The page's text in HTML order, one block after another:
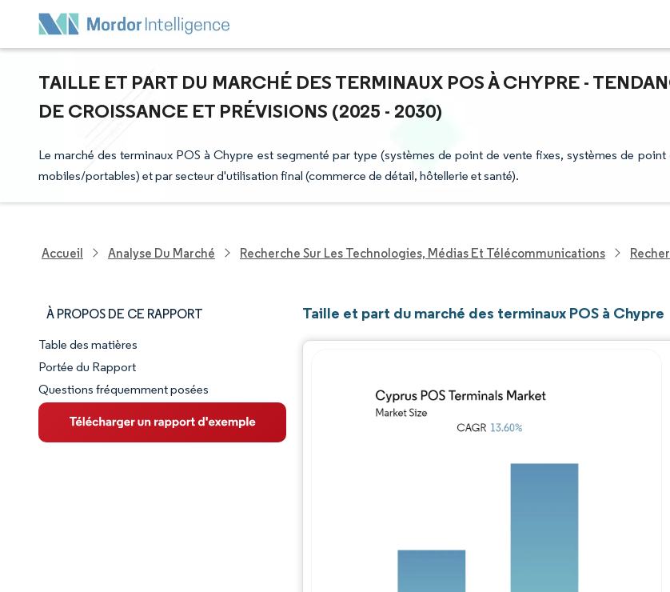
TAILLE ET PART DU MARCHÉ DES TERMINAUX POS À CHYPRE -
DE CROISSANCE ET PRÉVISIONS (2025 - 2030)
Le marché des terminaux POS à Chypre est segmenté par type (systèmes de point de vente fixes, systèmes de point
mobiles/portables) et par secteur d'utilisation final (commerce de détail, hôtellerie et santé).
Accueil Analyse Du Marché Recherche Sur Les Technologies, Médias Et Télécommunications
À PROPOS DE CE RAPPORT
Aperçu du marché
VUE D’ENSEMBLE DU MARCHÉ
Principales tendances du marché
Table des matières
Portée du Rapport
Questions fréquemment posées
Taille et part du marché des terminaux POS à Chypre